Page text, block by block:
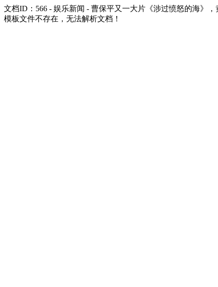
文档ID：566 - 娱乐新闻 - 曹保平又一大片《涉过愤怒的海》
模板文件不存在，无法解析文档！